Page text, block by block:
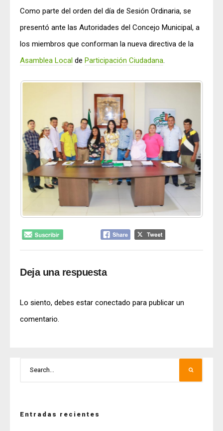
Como parte del orden del día de Sesión Ordinaria, se
presentó ante las Autoridades del Concejo Municipal, a
los miembros que conforman la nueva directiva de la
Asamblea Local de Participación Ciudadana.
Deja una respuesta
Lo siento, debes estar conectado para publicar un
comentario.
Entradas recientes